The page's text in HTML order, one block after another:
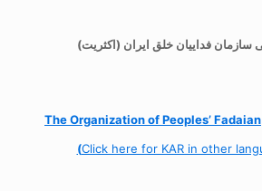
سازمان فداییان خلق ایران (اکثریت)
The Organization ofPeoples’ Fadaian
(Click here for KAR in other